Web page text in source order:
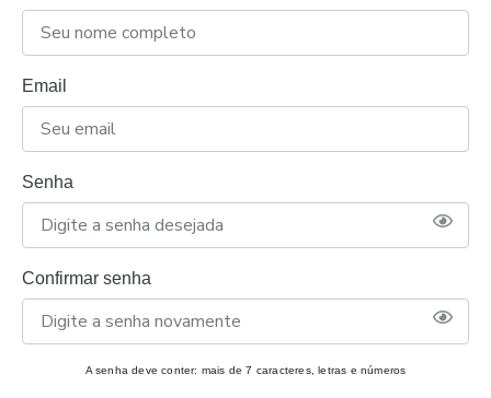
Email
Senha
Confirmar senha
A senha deve conter: mais de 7 caracteres, letras e números